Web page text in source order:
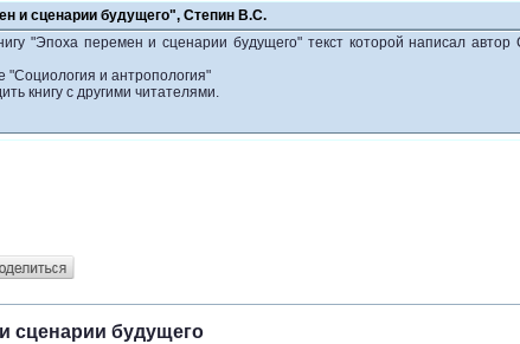
и сценарии будущего", Степин В.С.
"Эпоха перемен и сценарии будущего" текст которой написал автор
"Социология и антропология"
книгу с другими читателями.
сценарии будущего